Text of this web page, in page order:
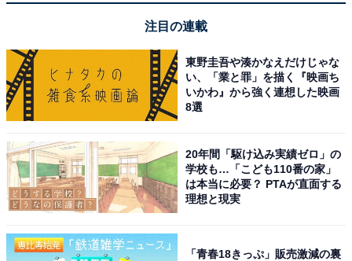
注目の連載
東野圭吾や湊かなえだけじゃな
い、「業と罪」を描く『映画ち
いかわ』から強く連想した映画
8選
20年間「駆け込み実績ゼロ」の
学校も…「こども110番の家」
は本当に必要？ PTAが直面する
理想と現実
「青春18きっぷ」販売激減の裏